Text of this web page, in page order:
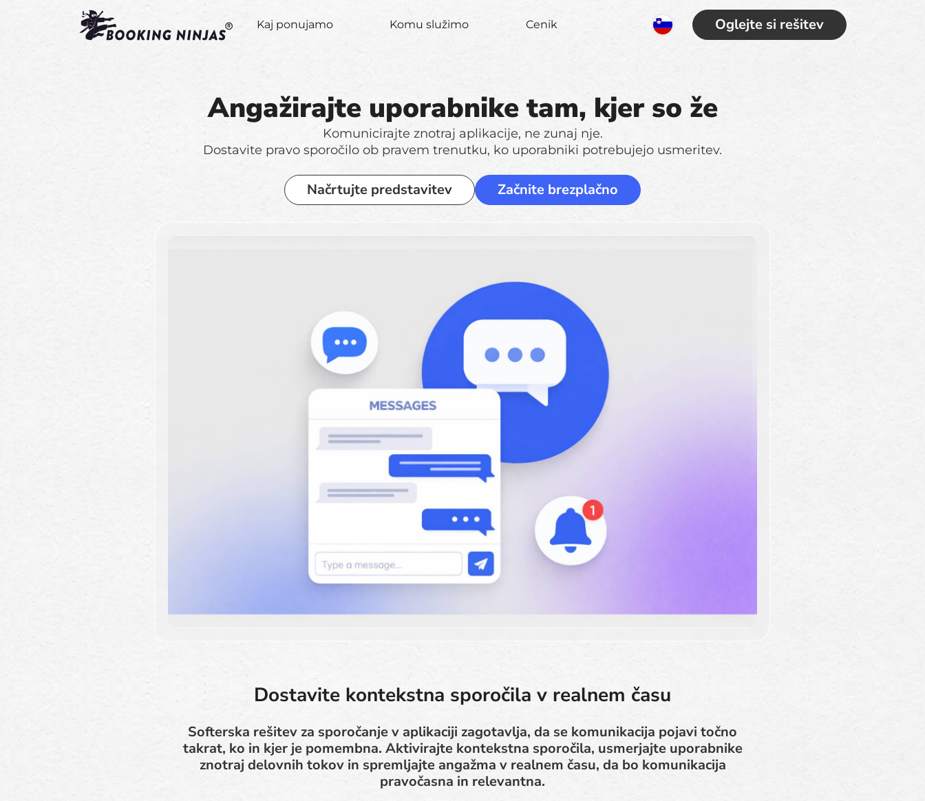
Oglejte si rešitev
Kaj ponujamo Komu služimo Cenik
Angažirajte uporabnike tam, kjer so že
Komunicirajte znotraj aplikacije, ne zunaj nje.
Dostavite pravo sporočilo ob pravem trenutku, ko uporabniki potrebujejo usmeritev.
Načrtujte predstavitev Začnite brezplačno
Dostavite kontekstna sporočila v realnem času
Softerska rešitev za sporočanje v aplikaciji zagotavlja, da se komunikacija pojavi točno
takrat, ko in kjer je pomembna. Aktivirajte kontekstna sporočila, usmerjajte uporabnike
znotraj delovnih tokov in spremljajte angažma v realnem času, da bo komunikacija
pravočasna in relevantna.